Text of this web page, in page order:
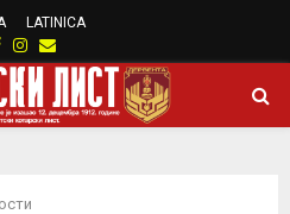
LATINICA
Facebook
Instagram
Email